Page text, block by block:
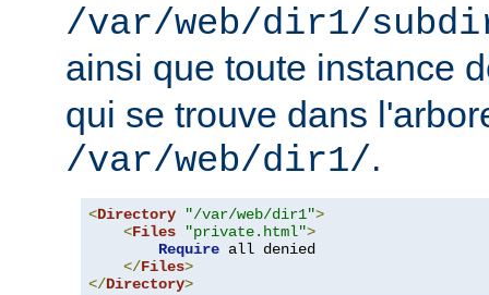
/var/web/dir1/
ainsi que toute instance
qui se trouve dans
/var/web/dir1/.
<Directory "/var/web/dir1">
<Files "private.html">
Require all denied
</Files>
</Directory>